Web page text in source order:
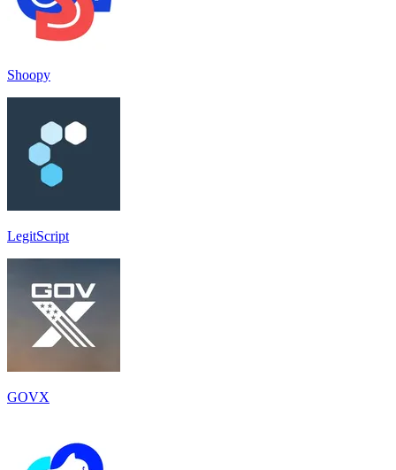
Shoopy
LegitScript
GOVX